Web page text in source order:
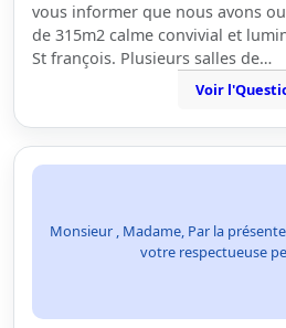
vous informer que nous avons
de 315m2 calme convivial et
St françois. Plusieurs salles de…
Voir
Monsieur , Madame, Par la
votre respectueuse